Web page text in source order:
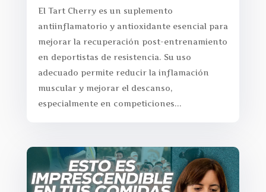
El Tart Cherry es un suplemento
antiinflamatorio y antioxidante esencial para
mejorar la recuperación post-entrenamiento
en deportistas de resistencia. Su uso
adecuado permite reducir la inflamación
muscular y mejorar el descanso,
especialmente en competiciones...